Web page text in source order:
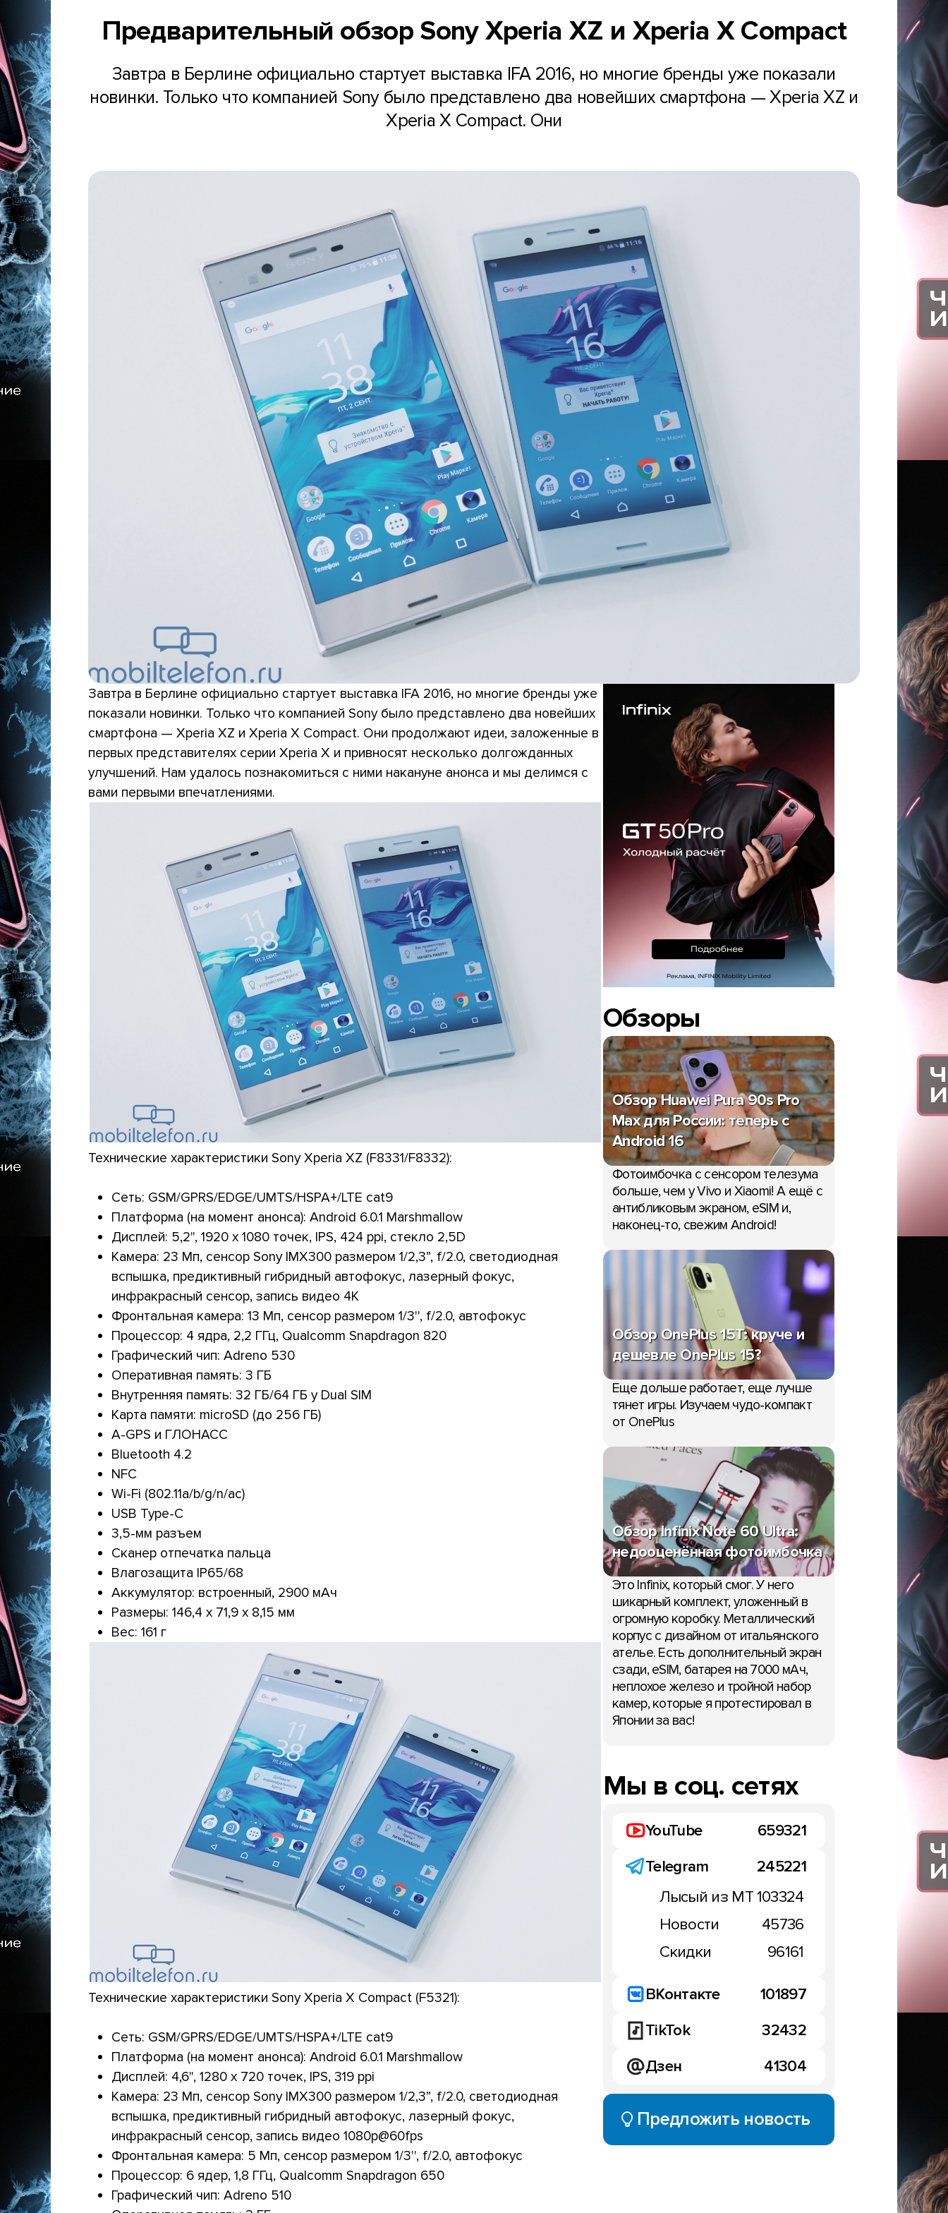
Предварительный обзор Sony Xperia XZ и Xperia X Compact
Завтра в Берлине официально стартует выставка IFA 2016, но многие бренды уже показали
новинки. Только что компанией Sony было представлено два новейших смартфона — Xperia XZ и
Xperia X Compact. Они
Завтра в Берлине официально стартует выставка IFA 2016, но многие бренды уже
показали новинки. Только что компанией Sony было представлено два новейших
смартфона — Xperia XZ и Xperia X Compact. Они продолжают идеи, заложенные в
первых представителях серии Xperia X и привносят несколько долгожданных
улучшений. Нам удалось познакомиться с ними накануне анонса и мы делимся с
вами первыми впечатлениями.
Технические характеристики Sony Xperia XZ (F8331/F8332):
Сеть: GSM/GPRS/EDGE/UMTS/HSPA+/LTE cat9
Платформа (на момент анонса): Android 6.0.1 Marshmallow
Дисплей: 5,2", 1920 х 1080 точек, IPS, 424 ppi, стекло 2,5D
Камера: 23 Мп, сенсор Sony IMX300 размером 1/2,3”, f/2.0, светодиодная
вспышка, предиктивный гибридный автофокус, лазерный фокус,
инфракрасный сенсор, запись видео 4K
Фронтальная камера: 13 Мп, сенсор размером 1/3'', f/2.0, автофокус
Процессор: 4 ядра, 2,2 ГГц, Qualcomm Snapdragon 820
Графический чип: Adreno 530
Оперативная память: 3 ГБ
Внутренняя память: 32 ГБ/64 ГБ у Dual SIM
Карта памяти: microSD (до 256 ГБ)
A-GPS и ГЛОНАСС
Bluetooth 4.2
NFC
Wi-Fi (802.11a/b/g/n/ac)
USB Type-C
3,5-мм разъем
Сканер отпечатка пальца
Влагозащита IP65/68
Аккумулятор: встроенный, 2900 мАч
Размеры: 146,4 x 71,9 x 8,15 мм
Вес: 161 г
Технические характеристики Sony Xperia X Compact (F5321):
Сеть: GSM/GPRS/EDGE/UMTS/HSPA+/LTE cat9
Платформа (на момент анонса): Android 6.0.1 Marshmallow
Дисплей: 4,6", 1280 х 720 точек, IPS, 319 ppi
Камера: 23 Мп, сенсор Sony IMX300 размером 1/2,3”, f/2.0, светодиодная
вспышка, предиктивный гибридный автофокус, лазерный фокус,
инфракрасный сенсор, запись видео 1080р@60fps
Фронтальная камера: 5 Мп, сенсор размером 1/3'', f/2.0, автофокус
Процессор: 6 ядер, 1,8 ГГц, Qualcomm Snapdragon 650
Графический чип: Adreno 510
Обзоры
Обзор Huawei Pura 90s Pro
Max для России: теперь с
Android 16
Фотоимбочка с сенсором телезума
больше, чем у Vivo и Xiaomi! А ещё с
антибликовым экраном, eSIM и,
наконец-то, свежим Android!
Обзор OnePlus 15T: круче и
дешевле OnePlus 15?
Еще дольше работает, еще лучше
тянет игры. Изучаем чудо-компакт
от OnePlus
Обзор Infinix Note 60 Ultra:
недооценённая фотоимбочка
Это Infinix, который смог. У него
шикарный комплект, уложенный в
огромную коробку. Металлический
корпус с дизайном от итальянского
ателье. Есть дополнительный экран
сзади, eSIM, батарея на 7000 мАч,
неплохое железо и тройной набор
камер, которые я протестировал в
Японии за вас!
Мы в соц. сетях
YouTube
659321
Telegram
245221
Лысый из МТ103324
Новости
45736
Скидки
96161
ВКонтакте
101897
TikTok
32432
Дзен
41304
Предложить новость